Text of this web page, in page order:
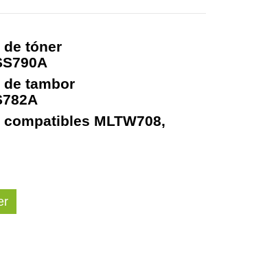
de tóner
de tambor
MLTW708,